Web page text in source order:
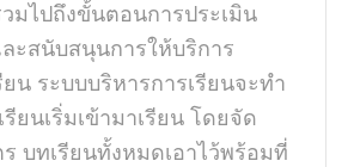
วมไปถึงขั้นตอนการประเมิน
ะสนับสนุนการให้บริการ
น ระบบบริหารการเรียนจะทำ
ยนเริ่มเข้ามาเรียน โดยจัด
บทเรียนทั้งหมดเอาไว้พร้อมที่